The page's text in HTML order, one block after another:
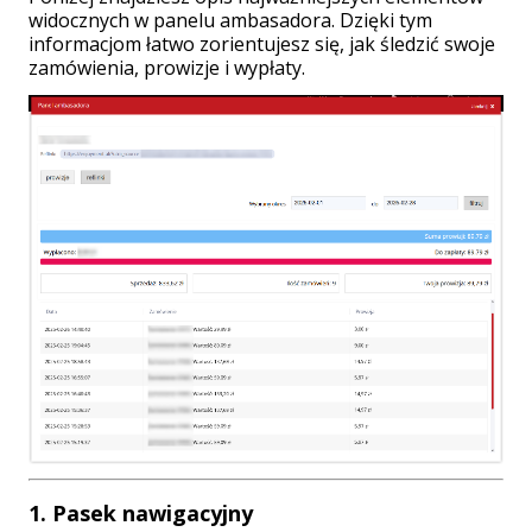
widocznych w panelu ambasadora. Dzięki tym
informacjom łatwo zorientujesz się, jak śledzić swoje
zamówienia, prowizje i wypłaty.
1. Pasek nawigacyjny